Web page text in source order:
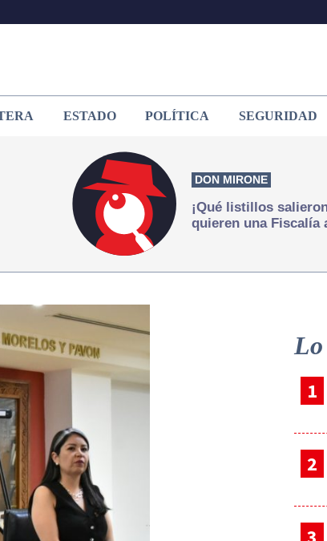
ESTADO POLÍTICA SEGURIDAD
DON MIRONE
¡Qué listillos
quieren una
Lo